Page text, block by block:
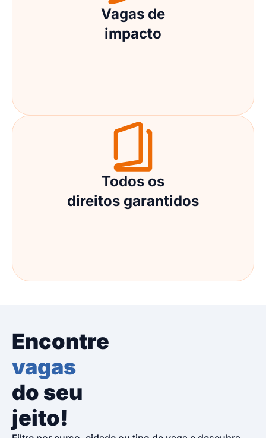
Vagas de
impacto
Todos os
direitos garantidos
Encontre
vagas
do seu
jeito!